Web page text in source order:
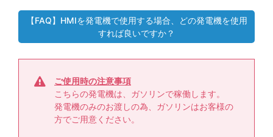
【FAQ】HMIを発電機で使用する場合、どの発電機を使用
すれば良いですか？
ご使用時の注意事項
こちらの発電機は、ガソリンで稼働します。
発電機のみのお渡しの為、ガソリンはお客様の
方でご用意ください。